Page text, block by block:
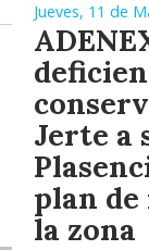
Jueves, 11 de
Jerte a
plan
la zona